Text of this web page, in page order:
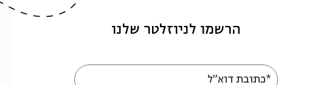
הרשמו לניוזלטר שלנו
*כתובת דוא"ל